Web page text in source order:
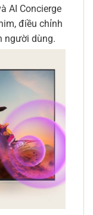
AI Concierge
điều chỉnh
người dùng.